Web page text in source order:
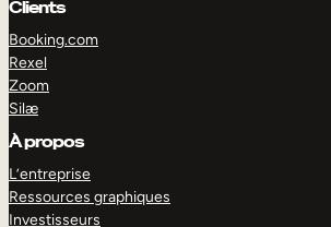
Clients
Booking.com
Rexel
Zoom
Silæ
À propos
L’entreprise
Ressources graphiques
Investisseurs